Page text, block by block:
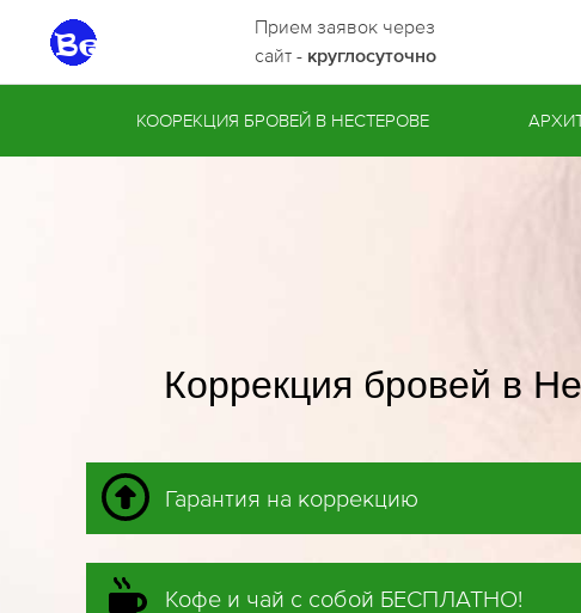
Прием заявок через
сайт - круглосуточно
КООРЕКЦИЯ БРОВЕЙ В НЕСТЕРОВЕ
Коррекция бровей в
Гарантия на коррекцию
Кофе и чай с собой БЕСПЛАТНО!